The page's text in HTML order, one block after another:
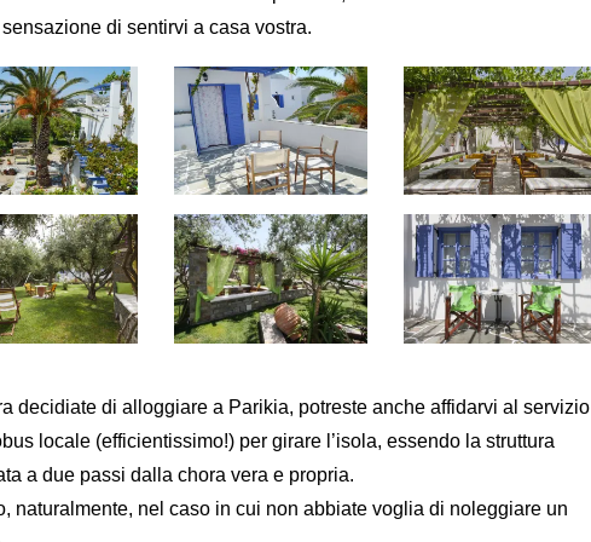
di sentirvi a casa vostra.
decidiate di alloggiare a Parikia, potreste anche affidarvi al servizio
locale (efficientissimo!) per girare l’isola, essendo la struttura
a due passi dalla chora vera e propria.
naturalmente, nel caso in cui non abbiate voglia di noleggiare un